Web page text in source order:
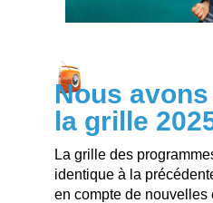
Nous
la grille
La grille des
identique à la
en compte de